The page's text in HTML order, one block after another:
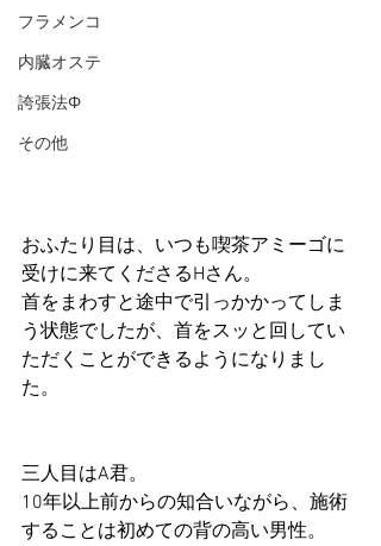
フラメンコ
内臓オステ
誇張法Φ
その他
おふたり目は、いつも喫茶アミーゴに
受けに来てくださるHさん。
首をまわすと途中で引っかかってしま
う状態でしたが、首をスッと回してい
ただくことができるようになりまし
た。
三人目はA君。
10年以上前からの知合いながら、施術
することは初めての背の高い男性。